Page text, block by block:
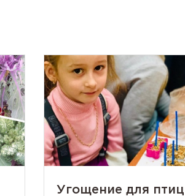
Угощение для птиц